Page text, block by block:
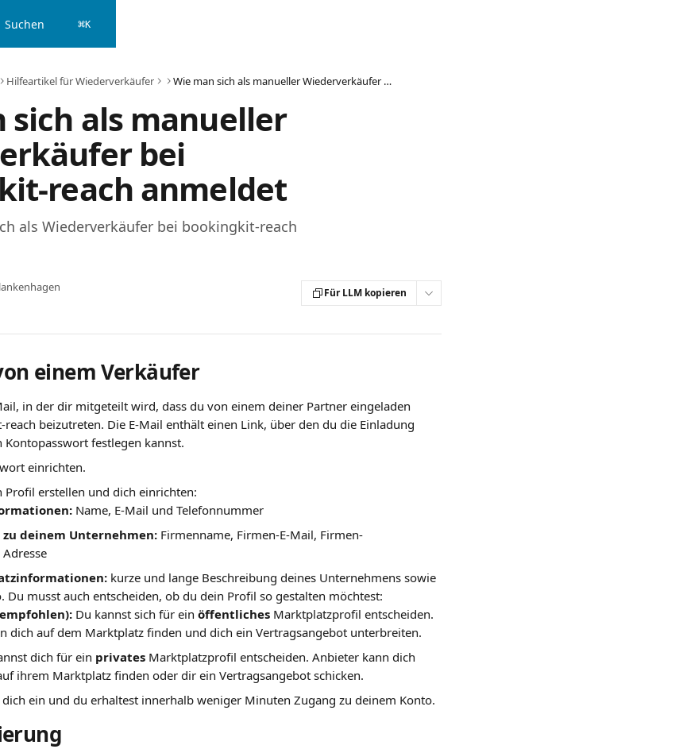
Suchen ⌘K
Hilfeartikel für Wiederverkäufer Wie man sich als manueller Wiederverkäufer bei bookingkit-reach anmeldet
sich als manueller
bei
reach anmeldet
als Wiederverkäufer bei bookingkit-reach
Für LLM kopieren
einem Verkäufer
in der dir mitgeteilt wird, dass du von einem deiner Partner eingeladen
beizutreten. Die E-Mail enthält einen Link, über den du die Einladung
festlegen kannst.
einrichten.
Profil erstellen und dich einrichten:
Name, E-Mail und Telefonnummer
deinem Unternehmen: Firmenname, Firmen-E-Mail, Firmen-
kurze und lange Beschreibung deines Unternehmens sowie
Du musst auch entscheiden, ob du dein Profil so gestalten möchtest:
Du kannst sich für ein öffentliches Marktplatzprofil entscheiden.
dich auf dem Marktplatz finden und dich ein Vertragsangebot unterbreiten.
dich für ein privates Marktplatzprofil entscheiden. Anbieter kann dich
ihrem Marktplatz finden oder dir ein Vertragsangebot schicken.
ein und du erhaltest innerhalb weniger Minuten Zugang zu deinem Konto.